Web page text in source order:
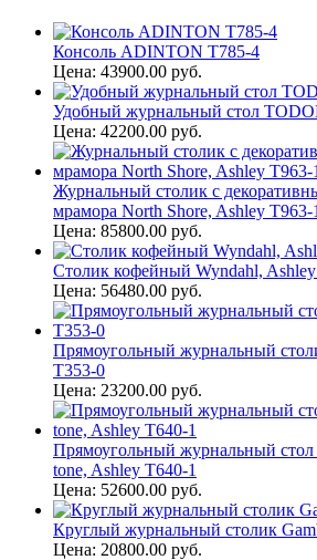
Консоль ADINTON T785-4
Цена: 43900.00 руб.
Удобный журнальный стол
Цена: 42200.00 руб.
Журнальный столик с
мрамора North Shore, Ashley T963-1
Цена: 85800.00 руб.
Столик кофейный Wyndahl, Ashley
Цена: 56480.00 руб.
Прямоугольный журнальный
T353-0
Цена: 23200.00 руб.
Прямоугольный журнальный стол
tone, Ashley T640-1
Цена: 52600.00 руб.
Круглый журнальный столик
Цена: 20800.00 руб.